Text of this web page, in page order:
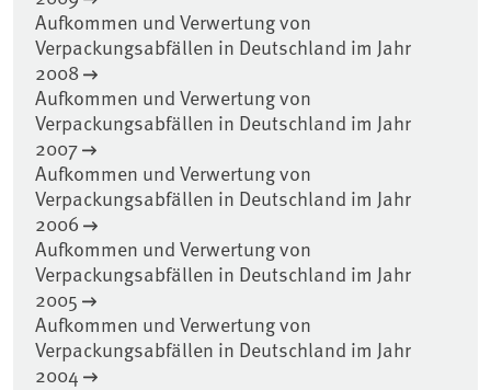
Aufkommen und Verwertung von
Verpackungsabfällen in Deutschland im Jahr
2008
Aufkommen und Verwertung von
Verpackungsabfällen in Deutschland im Jahr
2007
Aufkommen und Verwertung von
Verpackungsabfällen in Deutschland im Jahr
2006
Aufkommen und Verwertung von
Verpackungsabfällen in Deutschland im Jahr
2005
Aufkommen und Verwertung von
Verpackungsabfällen in Deutschland im Jahr
2004